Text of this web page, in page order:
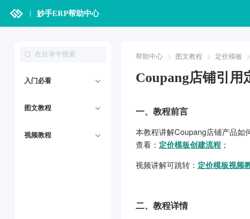
妙手ERP帮助中心
入门必看
图文教程
视频教程
帮助中心 图文教程 定价模板
Coupang店铺引用
一、 教程前言
本教程讲解Coupang店铺产品如
查看： 定价模板创建流程 ；
视频讲解可跳转： 定价模板视频
二、 教程详情